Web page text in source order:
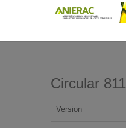
Circular
Version